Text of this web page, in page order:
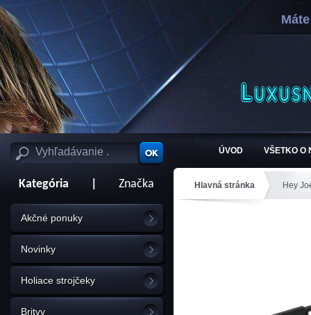
ÚVOD VŠETKO O
Kategória Značka
Akčné ponuky
Novinky
Holiace strojčeky
Britvy
Hlavná stránka Hey